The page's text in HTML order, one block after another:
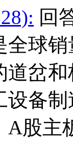
回
全球
道岔
设备
A股主